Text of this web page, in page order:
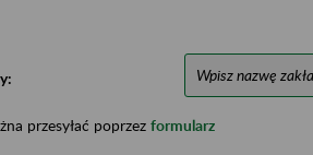
przesyłać poprzez formularz